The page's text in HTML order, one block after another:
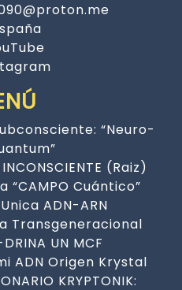
“Neuro-
(Raiz)
“CAMPO Cuántico”
ADN-ARN
Transgeneracional
UN MCF
ADN Origen Krystal
KRYPTONIK: